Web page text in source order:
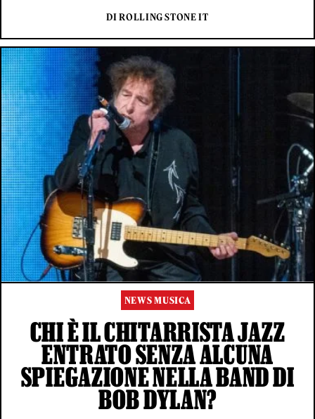
DI ROLLING STONE IT
NEWS MUSICA
CHI È IL CHITARRISTA JAZZ
ENTRATO SENZA ALCUNA
SPIEGAZIONE NELLA BAND DI
BOB DYLAN?